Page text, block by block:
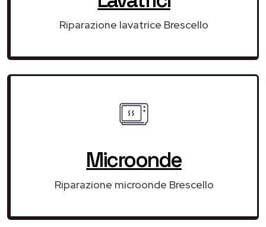
Riparazione lavatrice Brescello
Microonde
Riparazione microonde Brescello